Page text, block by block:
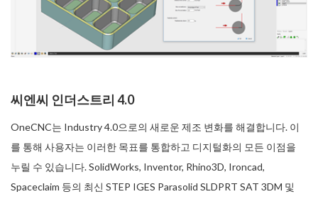
씨엔씨 인더스트리 4.0
OneCNC는 Industry 4.0으로의 새로운 제조 변화를 해결합니다. 이
를 통해 사용자는 이러한 목표를 통합하고 디지털화의 모든 이점을
누릴 수 있습니다. SolidWorks, Inventor, Rhino3D, Ironcad,
Spaceclaim 등의 최신 STEP IGES Parasolid SLDPRT SAT 3DM 및